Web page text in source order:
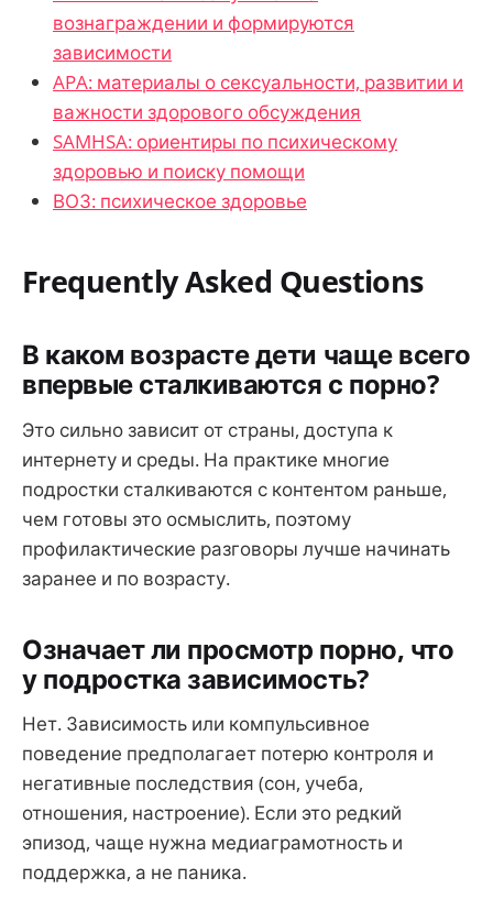
вознаграждении и формируются
зависимости
APA: материалы о сексуальности, развитии и
важности здорового обсуждения
SAMHSA: ориентиры по психическому
здоровью и поиску помощи
ВОЗ: психическое здоровье
Frequently Asked Questions
В каком возрасте дети чаще всего
впервые сталкиваются с порно?
Это сильно зависит от страны, доступа к
интернету и среды. На практике многие
подростки сталкиваются с контентом раньше,
чем готовы это осмыслить, поэтому
профилактические разговоры лучше начинать
заранее и по возрасту.
Означает ли просмотр порно, что
у подростка зависимость?
Нет. Зависимость или компульсивное
поведение предполагает потерю контроля и
негативные последствия (сон, учеба,
отношения, настроение). Если это редкий
эпизод, чаще нужна медиаграмотность и
поддержка, а не паника.